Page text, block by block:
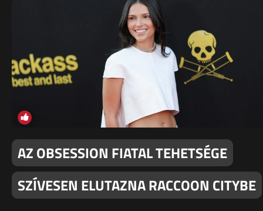
AZ OBSESSION FIATAL TEHETSÉGE
SZÍVESEN ELUTAZNA RACCOON CITYBE